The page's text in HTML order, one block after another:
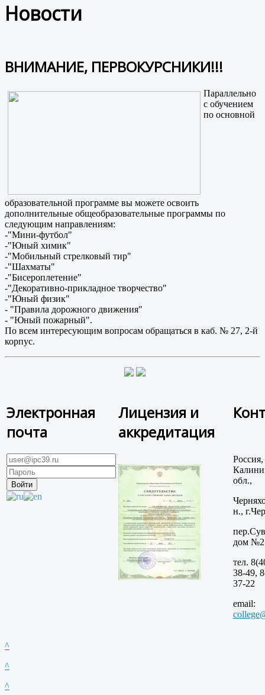
Новости
ВНИМАНИЕ, ПЕРВОКУРСНИКИ!!!
Параллельно
с обучением
по основной
образовательной программе вы можете освоить
дополнительные общеобразовательные программы по
следующим направлениям:
-"Мини-футбол"
-"Юный химик"
-"Мобильный стрелковый тир"
-"Шахматы"
-"Бисероплетение"
-"Декоративно-прикладное творчество"
-"Юный физик"
- "Правила дорожного движения"
- "Юный пожарный".
По всем интересующим вопросам обращаться в каб. № 27, 2-й
корпус.
Электронная
почта
Лицензия и
аккредитация
обл.,
н.,
дом №2
тел.
38-49,
37-22
email:
^
^
^